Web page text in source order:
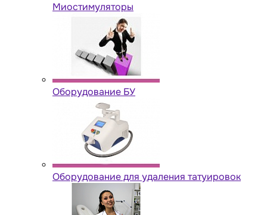
Миостимуляторы
Оборудование БУ
Оборудование для удаления татуировок